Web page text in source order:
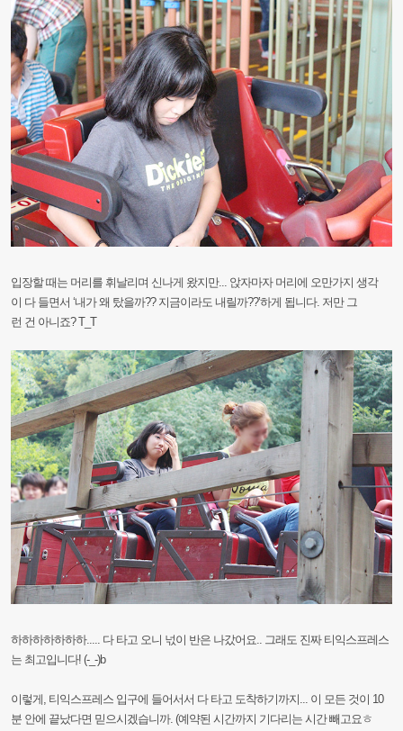
입장할 때는 머리를 휘날리며 신나게 왔지만... 앉자마자 머리에 오만가지 생각
이 다 들면서‘내가 왜 탔을까?? 지금이라도 내릴까??’하게 됩니다. 저만 그
런 건 아니죠? T_T
하하하하하하하..... 다 타고 오니 넋이 반은 나갔어요.. 그래도 진짜 티익스프레스
는 최고입니다! (-_-)b
이렇게, 티익스프레스 입구에 들어서서 다 타고 도착하기까지... 이 모든 것이 10
분 안에 끝났다면 믿으시겠습니까. (예약된 시간까지 기다리는 시간 빼고요ㅎ